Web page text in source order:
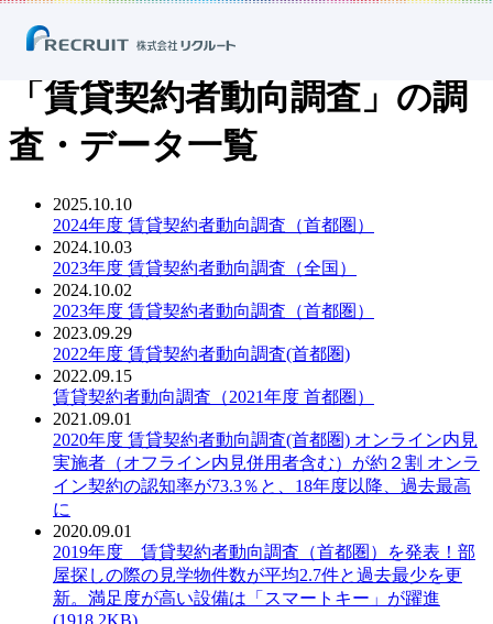
「賃貸契約者動向調査」の調査・データ一覧
「賃貸契約者動向調査」の調
査・データ一覧
2025.10.10
PDF：
2024年度 賃貸契約者動向調査（首都圏）
2024.10.03
PDF：
2023年度 賃貸契約者動向調査（全国）
2024.10.02
PDF：
2023年度 賃貸契約者動向調査（首都圏）
2023.09.29
PDF：
2022年度 賃貸契約者動向調査(首都圏)
2022.09.15
PDF：
賃貸契約者動向調査（2021年度 首都圏）
2021.09.01
PDF：
2020年度 賃貸契約者動向調査(首都圏) オンライン内見
実施者（オフライン内見併用者含む）が約２割 オンラ
イン契約の認知率が73.3％と、18年度以降、過去最高
に
2020.09.01
PDF：
2019年度 賃貸契約者動向調査（首都圏）を発表！部
屋探しの際の見学物件数が平均2.7件と過去最少を更
新。満足度が高い設備は「スマートキー」が躍進
(1918.2KB)